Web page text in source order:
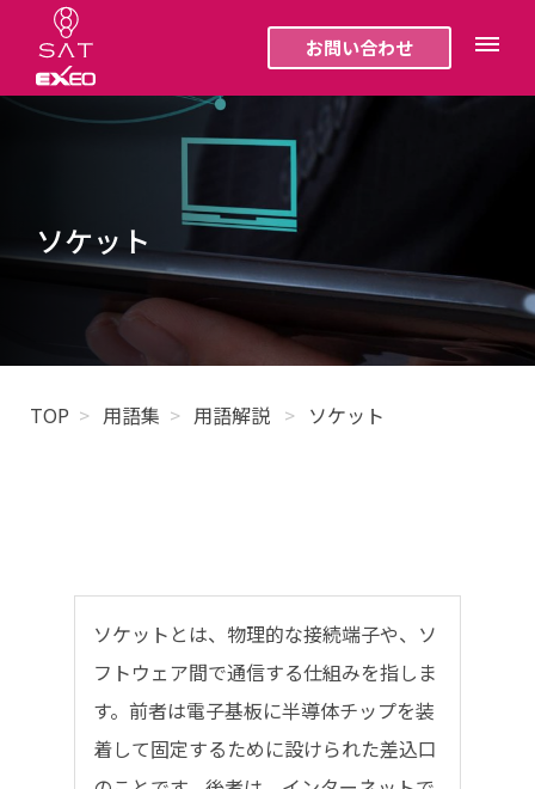
お問い合わせ
ソケット
TOP 用語集 用語解説 ソケット
ソケットとは、物理的な接続端子や、ソ
フトウェア間で通信する仕組みを指しま
す。前者は電子基板に半導体チップを装
着して固定するために設けられた差込口